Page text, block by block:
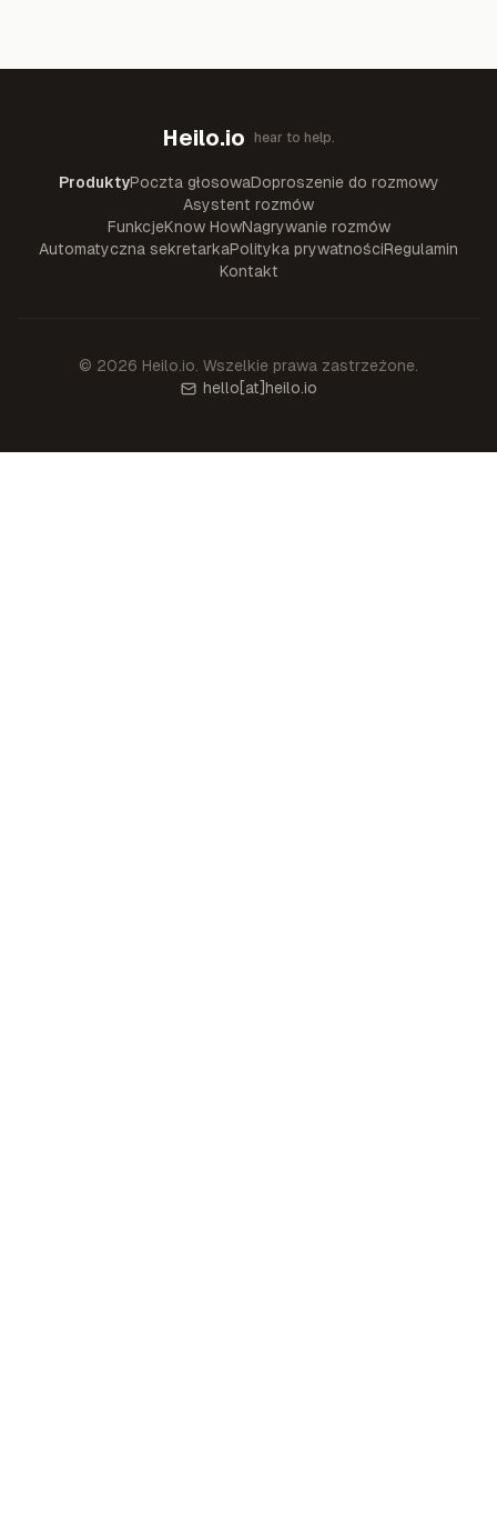
Heilo.io hear to help.
ProduktyPoczta głosowaDoproszenie do rozmowy
Asystent rozmów
FunkcjeKnow HowNagrywanie rozmów
Automatyczna sekretarkaPolityka prywatnościRegulamin
Kontakt
© 2026 Heilo.io. Wszelkie prawa zastrzeżone.
hello[at]heilo.io